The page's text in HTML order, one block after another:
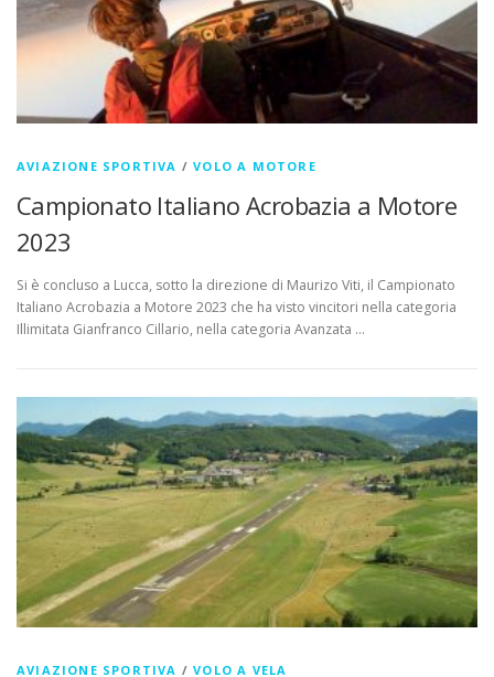
AVIAZIONE SPORTIVA /VOLO A MOTORE
Campionato Italiano Acrobazia a Motore
2023
Si è concluso a Lucca, sotto la direzione di Maurizo Viti, il Campionato
Italiano Acrobazia a Motore 2023 che ha visto vincitori nella categoria
Illimitata Gianfranco Cillario, nella categoria Avanzata …
AVIAZIONE SPORTIVA /VOLO A VELA